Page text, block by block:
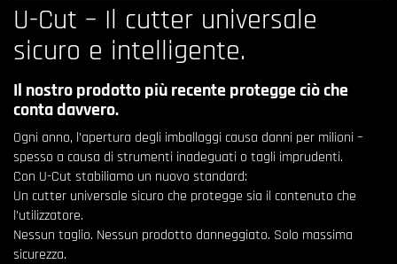
U-Cut – Il cutter universale
sicuro e intelligente.
Il nostro prodotto più recente protegge ciò che
conta davvero.
Ogni anno, l’apertura degli imballaggi causa danni per milioni –
spesso a causa di strumenti inadeguati o tagli imprudenti.
Con U-Cut stabiliamo un nuovo standard:
Un cutter universale sicuro che protegge sia il contenuto che
l’utilizzatore.
Nessun taglio. Nessun prodotto danneggiato. Solo massima
sicurezza.